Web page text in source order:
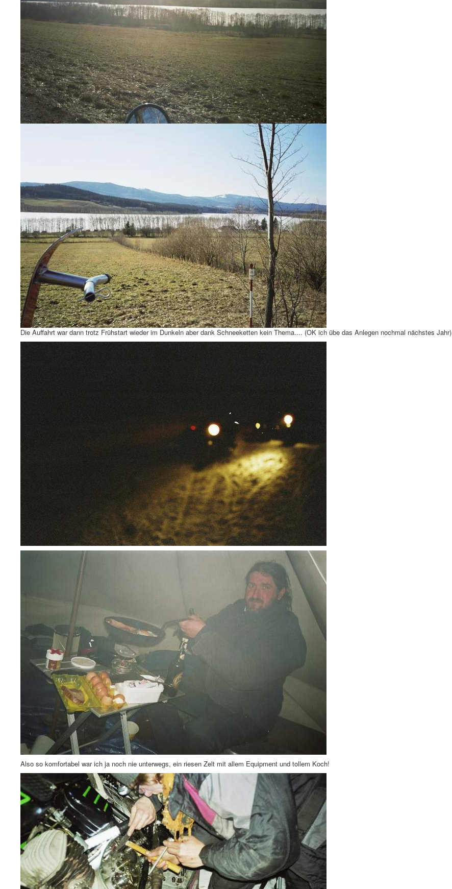
Die Auffahrt war dann trotz Frühstart wieder im Dunkeln aber dank Schneeketten kein Thema.... (OK ich übe das Anlegen nochmal nächstes Jahr)
Also so komfortabel war ich ja noch nie unterwegs, ein riesen Zelt mit allem Equipment und tollem Koch!